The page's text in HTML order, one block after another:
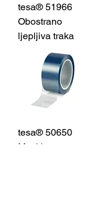
tesa® 51966
Obostrano
ljepljiva traka
tesa® 50650
Maskirna